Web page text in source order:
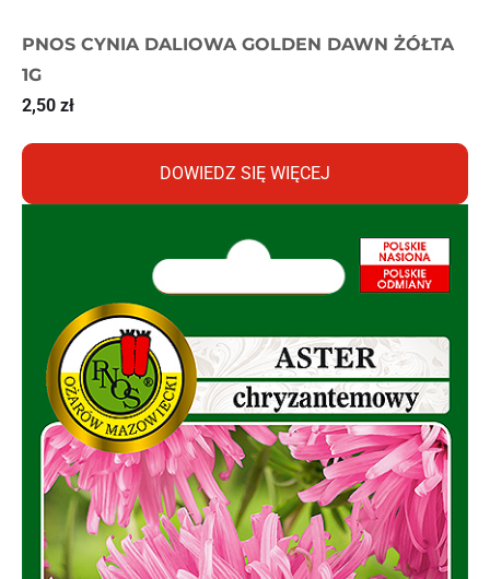
PNOS CYNIA DALIOWA GOLDEN DAWN ŻÓŁTA
1G
2,50 zł
DOWIEDZ SIĘ WIĘCEJ